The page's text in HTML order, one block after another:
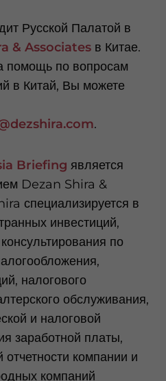
Русской Палатой в
& Associates в Китае.
помощь по вопросам
в Китай, Вы можете
dezshira.com.
Briefing является
Dezan Shira &
специализируется в
инвестиций,
по
налогового
обслуживания,
и налоговой
заработной платы,
компании и
компаний